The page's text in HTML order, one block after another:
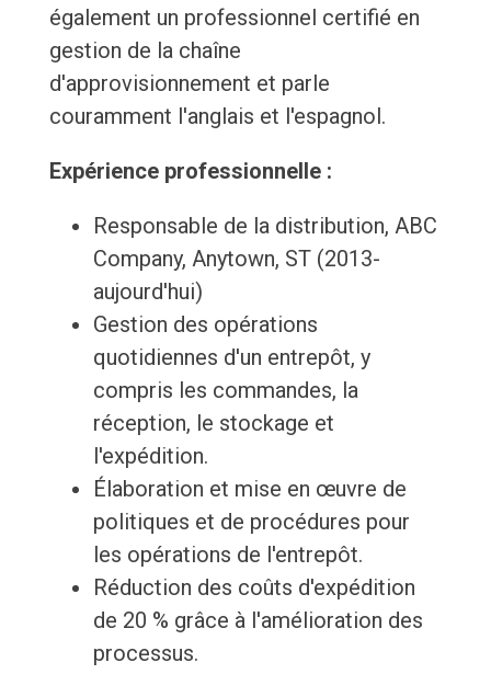
également un professionnel certifié en
gestion de la chaîne
d'approvisionnement et parle
couramment l'anglais et l'espagnol.
Expérience professionnelle :
Responsable de la distribution, ABC
Company, Anytown, ST (2013-
aujourd'hui)
Gestion des opérations
quotidiennes d'un entrepôt, y
compris les commandes, la
réception, le stockage et
l'expédition.
Élaboration et mise en œuvre de
politiques et de procédures pour
les opérations de l'entrepôt.
Réduction des coûts d'expédition
de 20 % grâce à l'amélioration des
processus.